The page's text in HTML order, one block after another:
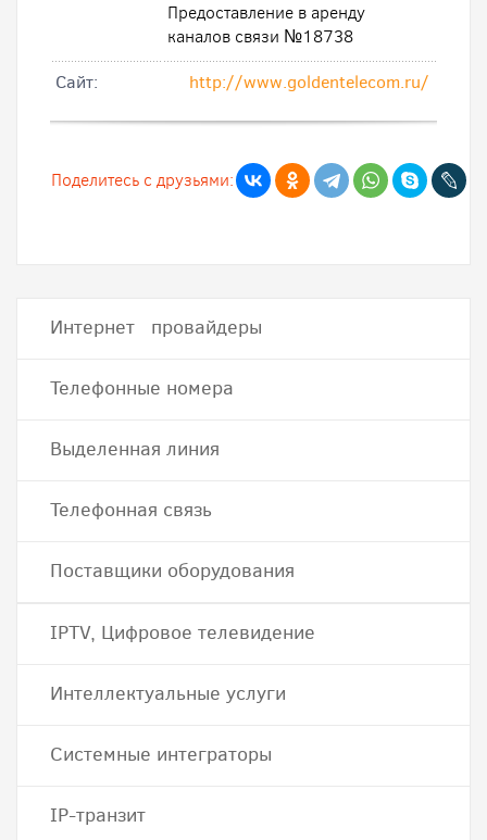
Предоставление в аренду
каналов связи №18738
Cайт:
http://www.goldentelecom.ru/
Поделитесь с друзьями:
Интернет провайдеры
Телефонные номера
Выделенная линия
Телефонная связь
Поставщики оборудования
IPTV, Цифровое телевидение
Интеллектуальные услуги
Системные интеграторы
IP-транзит